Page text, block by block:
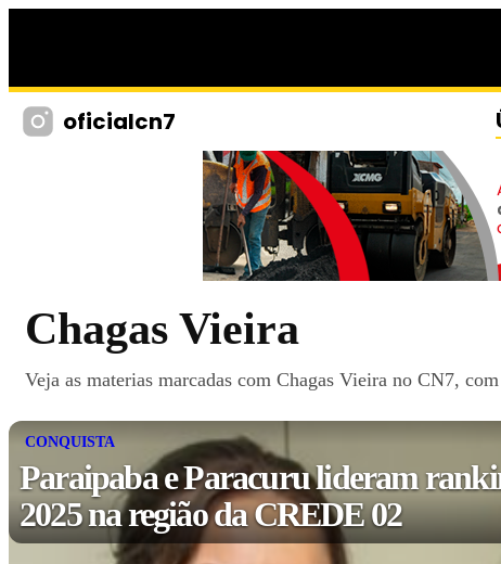
oficialcn7
Chagas Vieira
Veja as materias marcadas com Chagas Vieira no CN7,
CONQUISTA
Paraipaba e Paracuru lideram
2025 na região da CREDE 02